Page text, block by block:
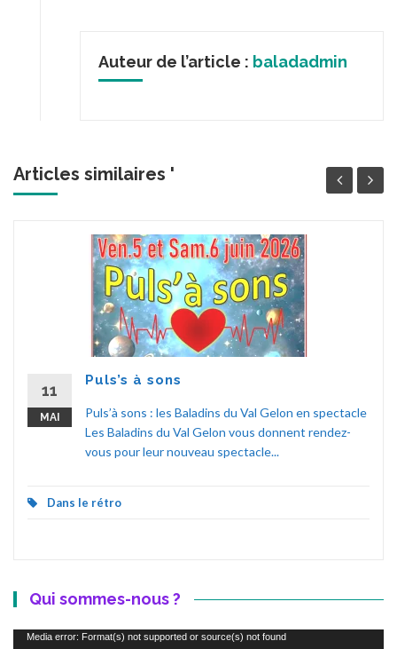
Auteur de l’article : baladadmin
Articles similaires '
11
MAI
Puls’s à sons
Puls’à sons : les Baladins du Val Gelon en spectacle
Les Baladins du Val Gelon vous donnent rendez-
vous pour leur nouveau spectacle...
Dans le rétro
Qui sommes-nous ?
Lecteur
Media error: Format(s) not supported or source(s) not found